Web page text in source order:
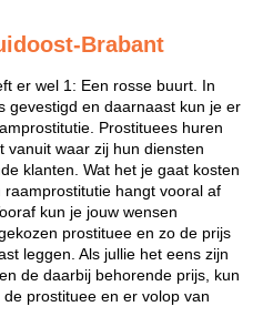
Brabant
er wel 1: Een rosse buurt. In
gevestigd en daarnaast kun je er
Prostituees huren
vanuit waar zij hun diensten
klanten. Wat het je gaat kosten
hangt vooral af
kun je jouw wensen
prostituee en zo de prijs
leggen. Als jullie het eens zijn
de daarbij behorende prijs, kun
prostituee en er volop van